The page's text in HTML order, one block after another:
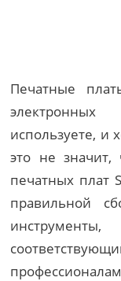
Печатные
используете, и
это не значит,
печатных плат
правильной